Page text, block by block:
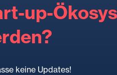
up-
keine Updates!